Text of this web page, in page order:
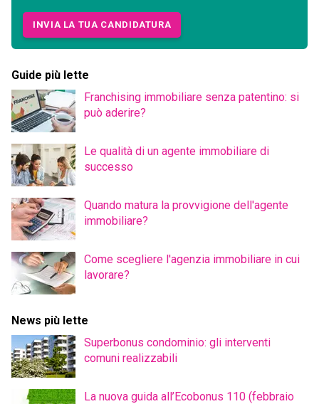
INVIA LA TUA CANDIDATURA
Guide più lette
Franchising immobiliare senza patentino: si
può aderire?
Le qualità di un agente immobiliare di
successo
Quando matura la provvigione dell'agente
immobiliare?
Come scegliere l'agenzia immobiliare in cui
lavorare?
News più lette
Superbonus condominio: gli interventi
comuni realizzabili
La nuova guida all’Ecobonus 110 (febbraio